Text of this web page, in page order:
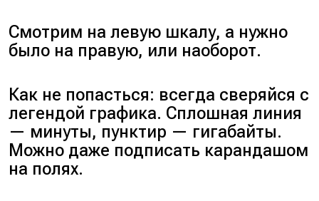
Смотрим на левую шкалу, а нужно
было на правую, или наоборот.
Как не попасться: всегда сверяйся с
легендой графика. Сплошная линия
— минуты, пунктир — гигабайты.
Можно даже подписать карандашом
на полях.